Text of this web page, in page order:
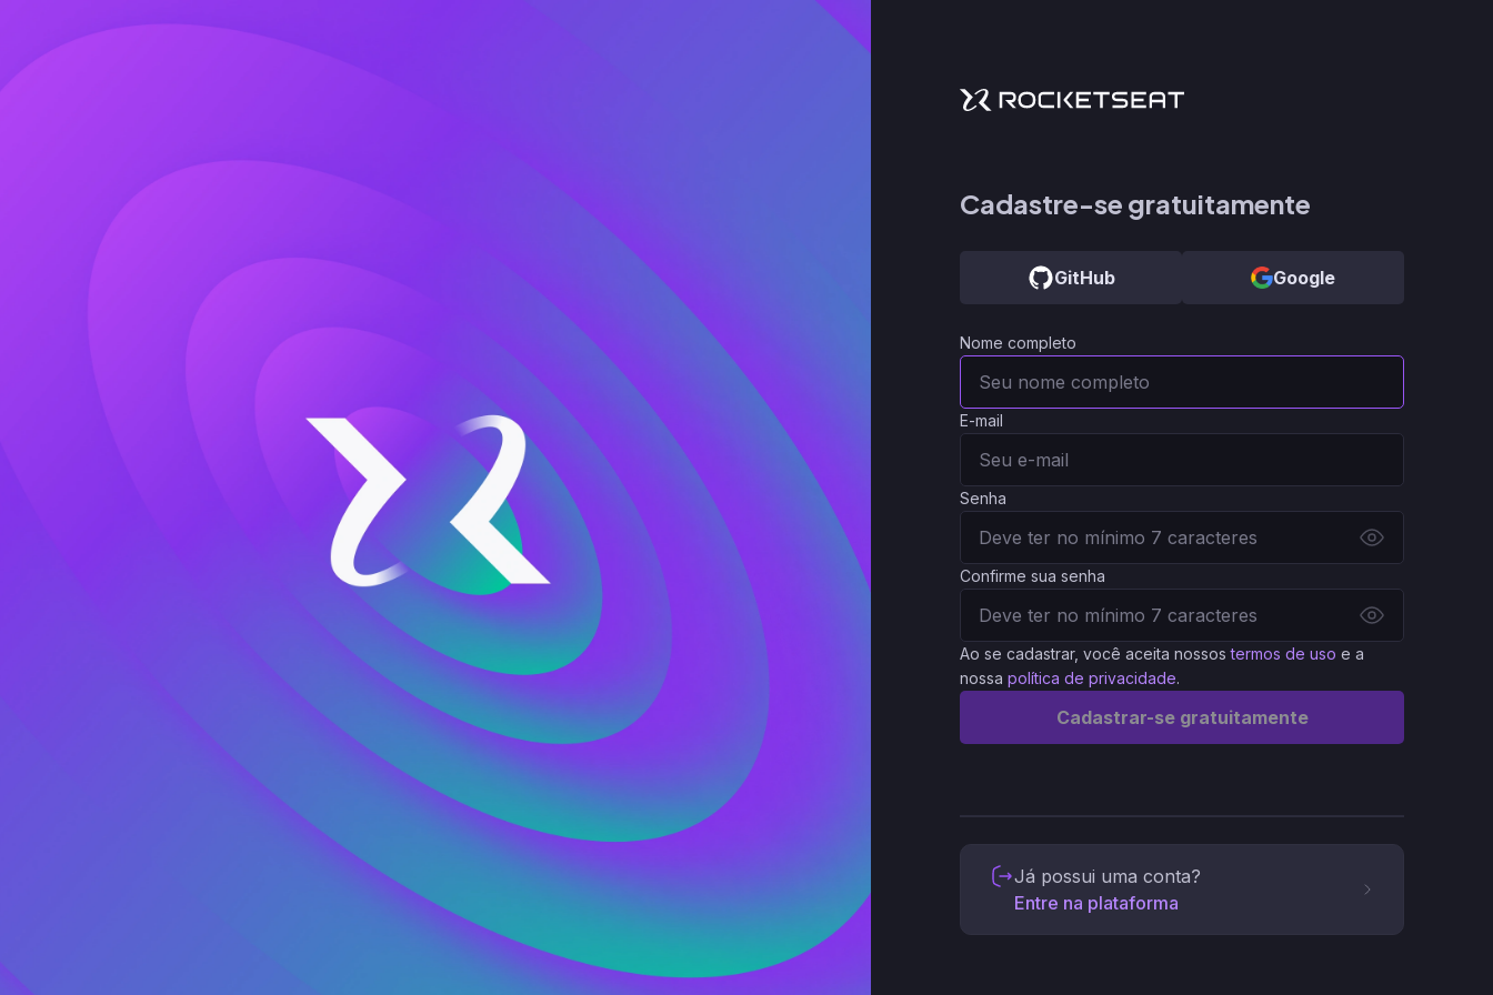
Cadastre-se gratuitamente
GitHub Google
Nome completo
E-mail
Senha
Confirme sua senha
Ao se cadastrar, você aceita nossos termos de uso e a
nossa política de privacidade.
Cadastrar-se gratuitamente
Já possui uma conta?
Entre na plataforma